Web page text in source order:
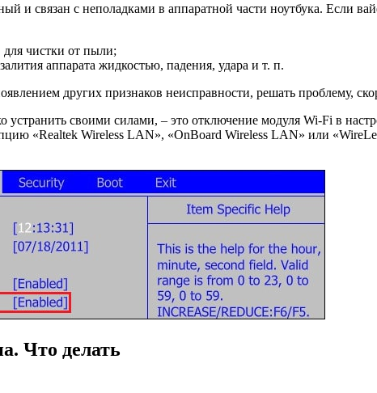
и связан с неполадками в аппаратной части ноутбука. Если
для чистки от пыли;
аппарата жидкостью, падения, удара и т. п.
других признаков неисправности, решать проблему,
устранить своими силами, – это отключение модуля Wi-Fi в
«Realtek Wireless LAN», «OnBoard Wireless LAN» или
Что делать